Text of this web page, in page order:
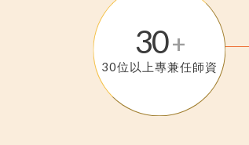
30+
30位以上專兼任師資